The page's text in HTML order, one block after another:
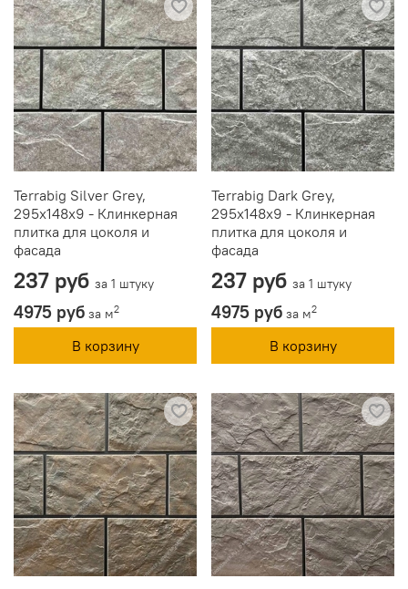
Terrabig Silver Grey,
295x148x9 - Клинкерная
плитка для цоколя и
фасада
237 руб за 1 штуку
4975 руб за м2
В корзину
Terrabig Dark Grey,
295x148x9 - Клинкерная
плитка для цоколя и
фасада
237 руб за 1 штуку
4975 руб за м2
В корзину